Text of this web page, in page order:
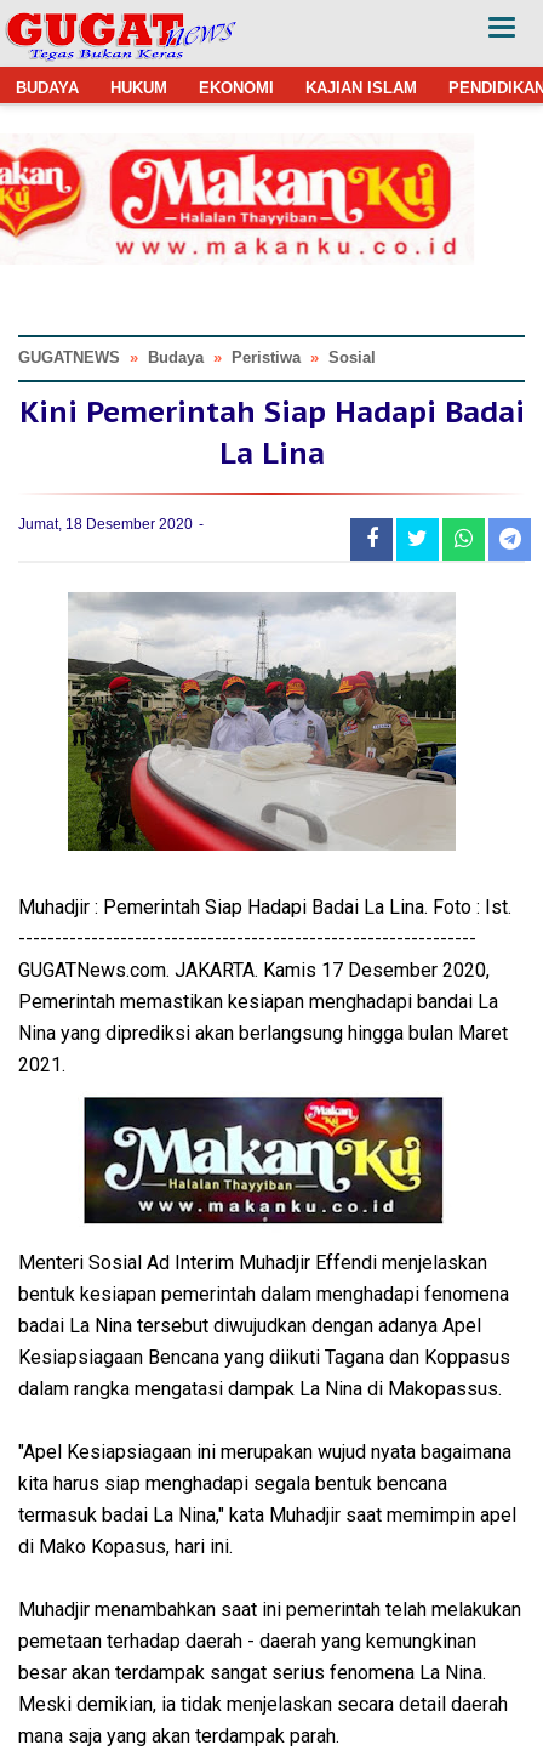
BUDAYA HUKUM EKONOMI KAJIAN ISLAM
GUGATNEWS » Budaya » Peristiwa » Sosial
Kini Pemerintah Siap Hadapi Badai
La Lina
Jumat, 18 Desember 2020
Muhadjir : Pemerintah Siap Hadapi Badai La Lina. Foto : Ist.
---------------------------------------------------------------
GUGATNews.com. JAKARTA. Kamis 17 Desember 2020,
Pemerintah memastikan kesiapan menghadapi bandai La
Nina yang diprediksi akan berlangsung hingga bulan Maret
2021.
Menteri Sosial Ad Interim Muhadjir Effendi menjelaskan
bentuk kesiapan pemerintah dalam menghadapi fenomena
badai La Nina tersebut diwujudkan dengan adanya Apel
Kesiapsiagaan Bencana yang diikuti Tagana dan Koppasus
dalam rangka mengatasi dampak La Nina di Makopassus.
"Apel Kesiapsiagaan ini merupakan wujud nyata bagaimana
kita harus siap menghadapi segala bentuk bencana
termasuk badai La Nina," kata Muhadjir saat memimpin apel
di Mako Kopasus, hari ini.
Muhadjir menambahkan saat ini pemerintah telah melakukan
pemetaan terhadap daerah - daerah yang kemungkinan
besar akan terdampak sangat serius fenomena La Nina.
Meski demikian, ia tidak menjelaskan secara detail daerah
mana saja yang akan terdampak parah.